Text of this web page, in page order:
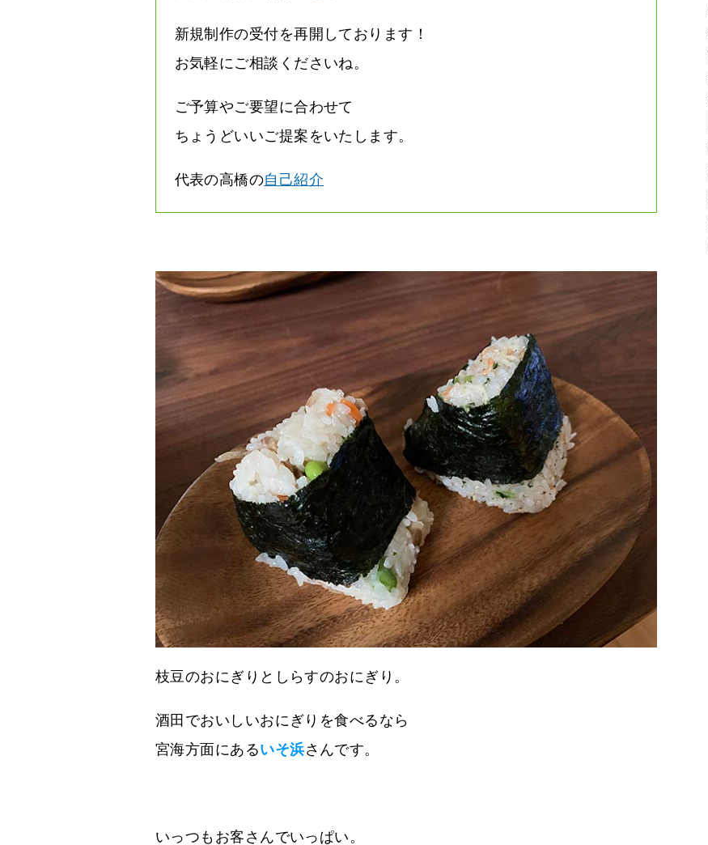
新規制作の受付を再開しております！
お気軽にご相談くださいね。
ご予算やご要望に合わせて
ちょうどいいご提案をいたします。
代表の高橋の自己紹介
枝豆のおにぎりとしらすのおにぎり。
酒田でおいしいおにぎりを食べるなら
宮海方面にあるいそ浜さんです。
いっつもお客さんでいっぱい。